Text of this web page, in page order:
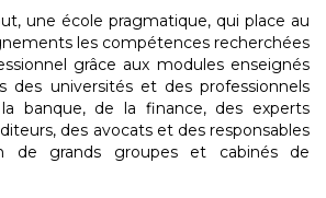
une école pragmatique, qui place au
les compétences recherchées
grâce aux modules enseignés
des universités et des professionnels
banque, de la finance, des experts
des avocats et des responsables
de grands groupes et cabinés de